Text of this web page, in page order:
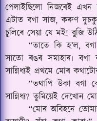
পেলাইছিলো নিজৰেই
এটাত বগা সাজ, কৰুণ
চুলিৰে সেয়া যে মই! বুজি
“তাতে কি হ’ল,
সাতো ৰঙৰ সমাহাৰ৷
সান্নিধ্যই প্ৰথমে মোৰ
“তথাপি উকা বগা
সান্নিধ্য? তুমিয়েই দেখোন
“মোৰ অবিহনে